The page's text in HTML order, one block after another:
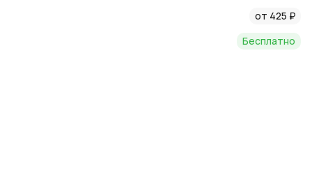
от 425 ₽
Бесплатно